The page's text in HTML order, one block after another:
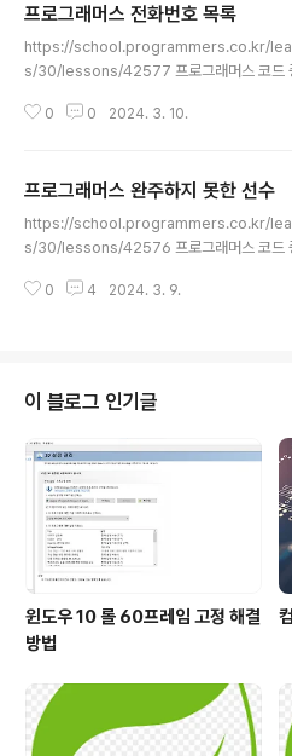
프로그래머스 전화번호 목록
https://school.programmers.co.kr/
s/30/lessons/42577 프로그래머스 코드
맞춤형 프로필을 등록하고, 나와 기술 궁합이
다. 문제를 읽어보면 처음에는 단순하게 접근
라고 생각했다. 음…처음에 보고 문자열 비교
문으로 반복시켜주면 될거라고 생각했다. 근데
를 작성하였다. 내가 생각한 알고리즘은 단순
0 0 2024. 3. 10.
프로그래머스 완주하지 못한 선수
https://school.programmers.co.kr/
s/30/lessons/42576 프로그래머스 코드
맞춤형 프로필을 등록하고, 나와 기술 궁합이
rdered_map을 이용하여 참가자 목록을 관
ist를 선언해준다. 참가자 목록을 추가하고, 기
름이 있는지 확인 후, 있다면 값을 증가시킨
을 찾아서 해당 이름의 value값을 감소 시켜
켜 0이 되면 list에서 제..
0 4 2024. 3. 9.
이 블로그 인기글
윈도우 10 롤 60프레임 고정 해결
방법